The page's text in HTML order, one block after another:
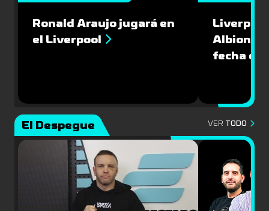
Ronald Araujo jugará en
el Liverpool
Albion
fecha
El Despegue VER TODO